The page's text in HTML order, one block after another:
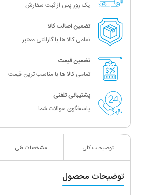
یک روز پس از ثبت سفارش
تضمین اصالت کالا
تمامی کالا ها با گارانتی معتبر
تضمین قیمت
تمامی کالا ها با مناسب ترین قیمت
پشتیبانی تلفنی
پاسخگوی سوالات شما
توضیحات کلی مشخصات فنی
توضیحات محصول